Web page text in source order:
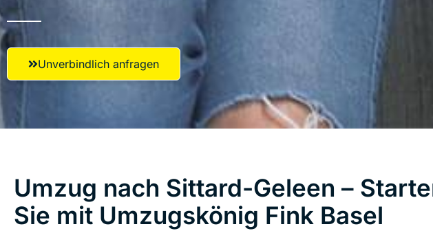
Unverbindlich anfragen
Umzug nach Sittard-Geleen –
Sie mit Umzugskönig Fink Basel